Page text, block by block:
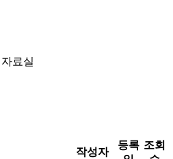
자료실
작성자
등록 조회